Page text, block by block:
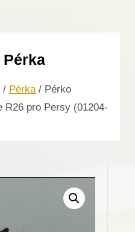
/ Pérka / Pérko
R26 pro Persy (01204-